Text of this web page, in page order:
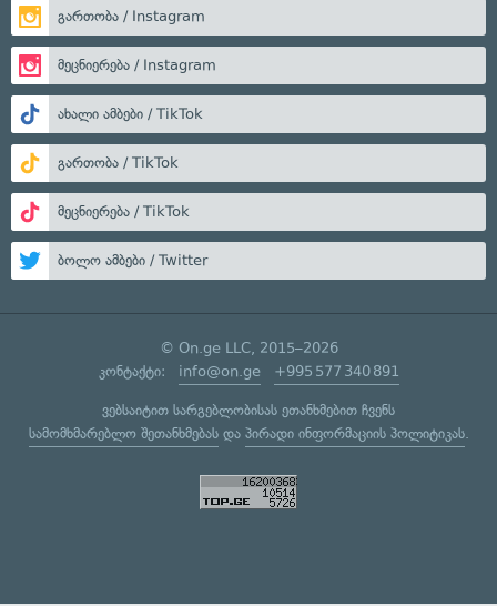
გართობა / Instagram
მეცნიერება / Instagram
ახალი ამბები / TikTok
გართობა / TikTok
მეცნიერება / TikTok
ბოლო ამბები / Twitter
© On.ge LLC, 2015–2026
კონტაქტი: info@on.ge +995 577 340 891
ვებსაიტით სარგებლობისას ეთანხმებით ჩვენს
სამომხმარებლო შეთანხმებასდა პირადი ინფორმაციის პოლიტიკას.